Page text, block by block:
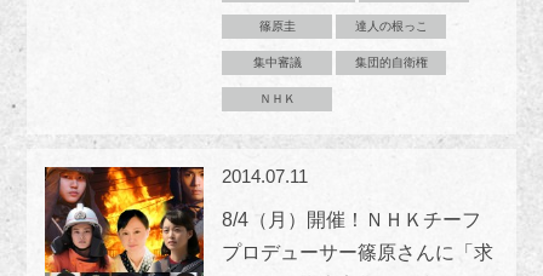
篠原圭 達人の根っこ
集中審議 集団的自衛権
ＮＨＫ
2014.07.11
8/4（月）開催！ＮＨＫチーフ
プロデューサー篠原さんに「求